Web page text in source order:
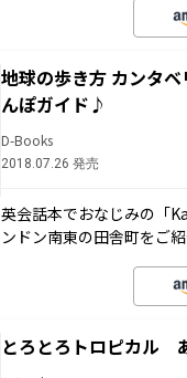
地球の歩き方 カンタ
んぽガイド♪
D-Books
2018.07.26 発売
英会話本でおなじみの「
ンドン南東の田舎町をご紹
とろとろトロピカル